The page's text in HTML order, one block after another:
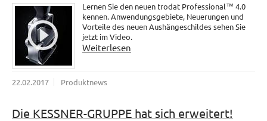
Lernen Sie den neuen trodat Professional™ 4.0
kennen. Anwendungsgebiete, Neuerungen und
Vorteile des neuen Aushängeschildes sehen Sie
jetzt im Video.
Weiterlesen
22.02.2017 Produktnews
Die KESSNER-GRUPPE hat sich erweitert!